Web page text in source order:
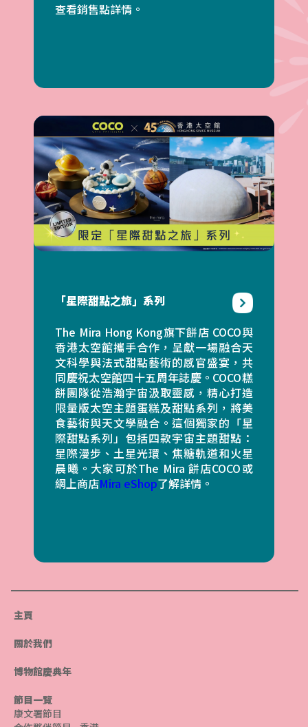
查看銷售點詳情。
「星際甜點之旅」系列
The Mira Hong Kong旗下餅店 COCO與
香港太空館攜手合作，呈獻一場融合天
文科學與法式甜點藝術的感官盛宴，共
同慶祝太空館四十五周年誌慶。COCO糕
餅團隊從浩瀚宇宙汲取靈感，精心打造
限量版太空主題蛋糕及甜點系列，將美
食藝術與天文學融合。這個獨家的「星
際甜點系列」包括四款宇宙主題甜點：
星際漫步、土星光環、焦糖軌道和火星
晨曦。大家可於The Mira 餅店COCO或
網上商店Mira eShop了解詳情。
主頁
關於我們
博物館慶典年
節目一覽
康文署節目